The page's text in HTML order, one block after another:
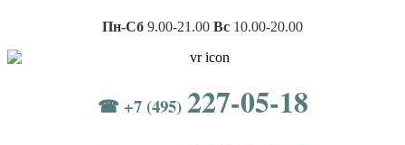
Пн-Сб 9.00-21.00 Вс 10.00-20.00
☎ +7 (495) 227-05-18